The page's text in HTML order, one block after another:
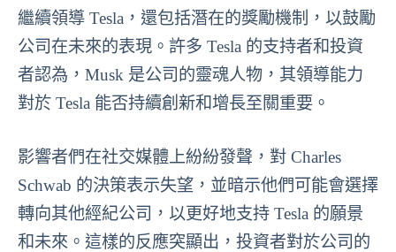
繼續領導 Tesla，還包括潛在的獎勵機制，以鼓勵
公司在未來的表現。許多 Tesla 的支持者和投資
者認為，Musk 是公司的靈魂人物，其領導能力
對於 Tesla 能否持續創新和增長至關重要。
影響者們在社交媒體上紛紛發聲，對 Charles
Schwab 的決策表示失望，並暗示他們可能會選擇
轉向其他經紀公司，以更好地支持 Tesla 的願景
和未來。這樣的反應突顯出，投資者對於公司的